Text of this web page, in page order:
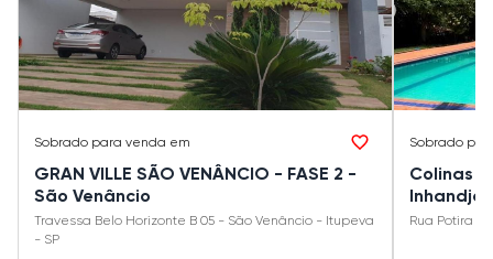
Sobrado para venda em
GRAN VILLE SÃO VENÂNCIO - FASE 2 -
São Venâncio
Travessa Belo Horizonte B 05 - São Venâncio - Itupeva
- SP
Sobrado
Colinas
Rua Potira